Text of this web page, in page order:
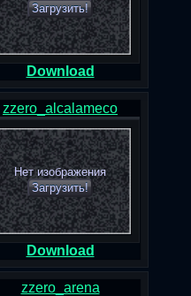
Загрузить!
Download
zzero_alcalameco
Нет изображения
Загрузить!
Download
zzero_arena